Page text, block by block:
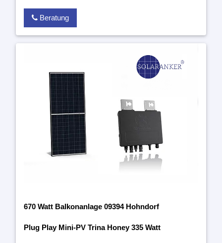
Beratung
670 Watt Balkonanlage 09394 Hohndorf
Plug Play Mini-PV Trina Honey 335 Watt